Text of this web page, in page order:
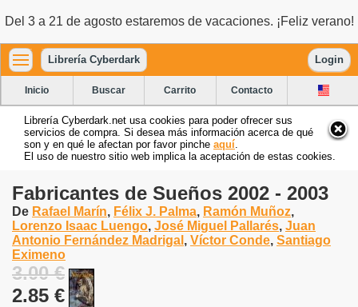
Del 3 a 21 de agosto estaremos de vacaciones. ¡Feliz verano!
Librería Cyberdark Login
Inicio Buscar Carrito Contacto
Librería Cyberdark.net usa cookies para poder ofrecer sus
servicios de compra. Si desea más información acerca de qué
son y en qué le afectan por favor pinche aquí
El uso de nuestro sitio web implica la aceptación de estas cookies.
Fabricantes de Sueños 2002 - 2003
De Rafael Marín, Félix J. Palma, Ramón Muñoz,
Lorenzo Isaac Luengo, José Miguel Pallarés, Juan
Antonio Fernández Madrigal , Víctor Conde, Santiago
Eximeno
3.00 €
2.85 €